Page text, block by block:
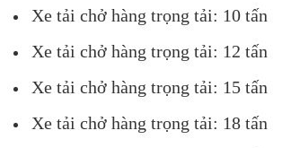
Xe tải chở hàng trọng tải: 10 tấn
Xe tải chở hàng trọng tải: 12 tấn
Xe tải chở hàng trọng tải: 15 tấn
Xe tải chở hàng trọng tải: 18 tấn